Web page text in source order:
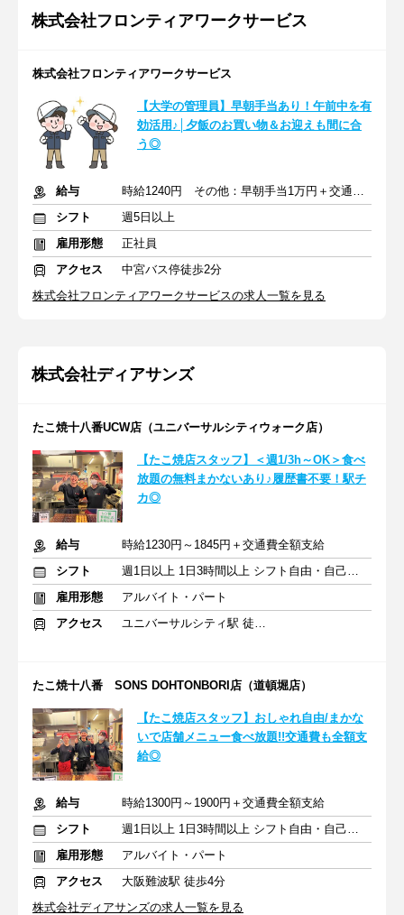
株式会社フロンティアワークサービス
株式会社フロンティアワークサービス
【大学の管理員】早朝手当あり！午前中を有
効活用♪│夕飯のお買い物＆お迎えも間に合
う◎
給与
時給1240円 その他：早朝手当1万円＋交通費支給
シフト
週5日以上
雇用形態
正社員
アクセス
中宮バス停徒歩2分
株式会社フロンティアワークサービスの求人一覧を見る
株式会社ディアサンズ
たこ焼十八番UCW店（ユニバーサルシティウォーク店）
【たこ焼店スタッフ】＜週1/3h～OK＞食べ
放題の無料まかないあり♪履歴書不要！駅チ
カ◎
給与
時給1230円～1845円＋交通費全額支給
シフト
週1日以上 1日3時間以上 シフト自由・自己申告
雇用形態
アルバイト・パート
アクセス
ユニバーサルシティ駅 徒歩1分
たこ焼十八番 SONS DOHTONBORI店（道頓堀店）
【たこ焼店スタッフ】おしゃれ自由/まかな
いで店舗メニュー食べ放題!!交通費も全額支
給◎
給与
時給1300円～1900円＋交通費全額支給
シフト
週1日以上 1日3時間以上 シフト自由・自己申告
雇用形態
アルバイト・パート
アクセス
大阪難波駅 徒歩4分
株式会社ディアサンズの求人一覧を見る